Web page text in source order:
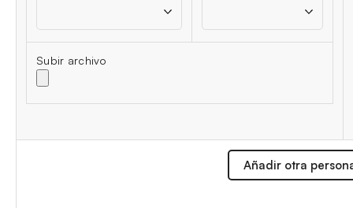
Subir archivo
Añadir otra